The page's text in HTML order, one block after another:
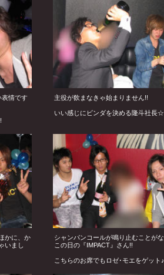
表情です
ら何本で
主役が飲まなきゃ始まりません!!
いい感じにビンダを決める隆斗社長☆
かに、か
いまし
シャンパンコールが鳴り止むことが
この日の『IMPACT』さん!!
こちらのお席でもロゼ･モエをゲット♪